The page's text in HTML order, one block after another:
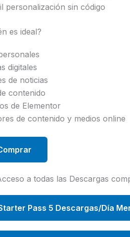
personalización sin código
es ideal?
digitales
de noticias
contenido
de Elementor
de contenido y medios online
a todas las Descargas
Pass 5 Descargas/Día